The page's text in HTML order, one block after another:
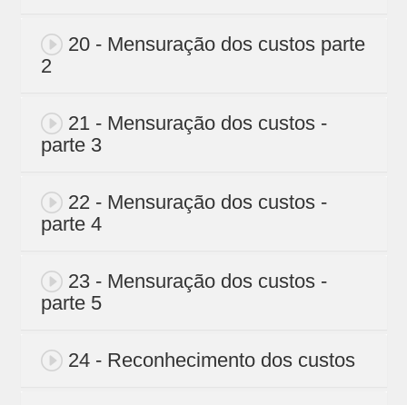
20 - Mensuração dos custos parte
2
21 - Mensuração dos custos -
parte 3
22 - Mensuração dos custos -
parte 4
23 - Mensuração dos custos -
parte 5
24 - Reconhecimento dos custos